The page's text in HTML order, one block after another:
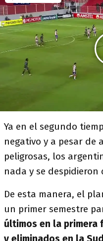
Ya en el segundo
negativo y a pesar de
peligrosas, los
nada y se
De esta manera, el
un primer semestre
últimos en la primera